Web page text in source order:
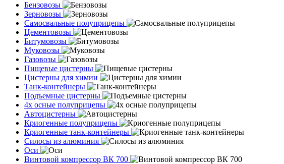
Бензовозы
Зерновозы
Самосвальные полуприцепы
Цементовозы
Битумовозы
Муковозы
Газовозы
Пищевые цистерны
Цистерны для химии
Танк-контейнеры
Подъемные цистерны
4х осные полуприцепы
Автоцистерны
Криогенные полуприцепы
Криогенные танк-контейнеры
Силосы из алюминия
Оси
Винтовой компрессор ВК 700